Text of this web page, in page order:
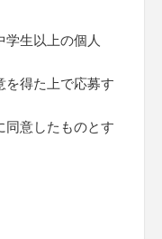
生以上の個人
得た上で応募す
意したものとす